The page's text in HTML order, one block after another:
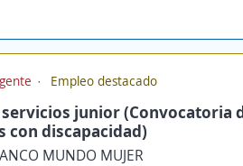
Empleo destacado
junior (Convocatoria
con discapacidad)
MUNDO MUJER